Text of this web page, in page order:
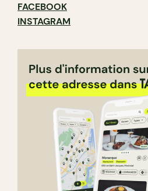
FACEBOOK
INSTAGRAM